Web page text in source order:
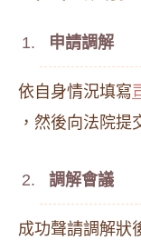
申請調解
依自身情況填寫
，然後向法院提
調解會議
成功聲請調解狀